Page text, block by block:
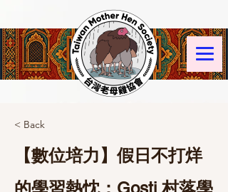
< Back
【數位培力】假日不打烊
的學習熱忱：Gosti 村落學